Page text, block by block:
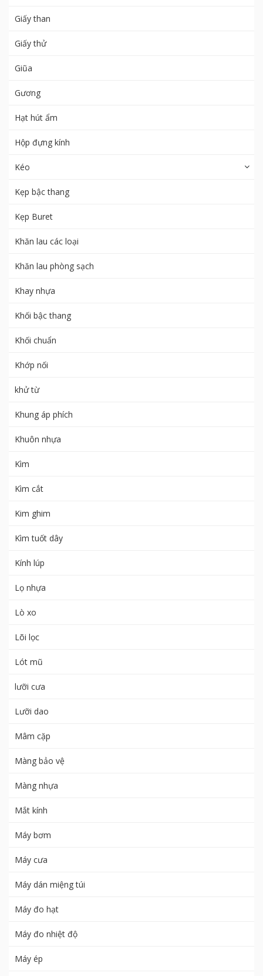
Giấy than
Giấy thử
Giũa
Gương
Hạt hút ẩm
Hộp đựng kính
Kéo
Kẹp bậc thang
Kẹp Buret
Khăn lau các loại
Khăn lau phòng sạch
Khay nhựa
Khối bậc thang
Khối chuẩn
Khớp nối
khử từ
Khung áp phích
Khuôn nhựa
Kìm
Kìm cắt
Kim ghim
Kìm tuốt dây
Kính lúp
Lọ nhựa
Lò xo
Lõi lọc
Lót mũ
lưỡi cưa
Lưỡi dao
Mâm cặp
Màng bảo vệ
Màng nhựa
Mắt kính
Máy bơm
Máy cưa
Máy dán miệng túi
Máy đo hạt
Máy đo nhiệt độ
Máy ép